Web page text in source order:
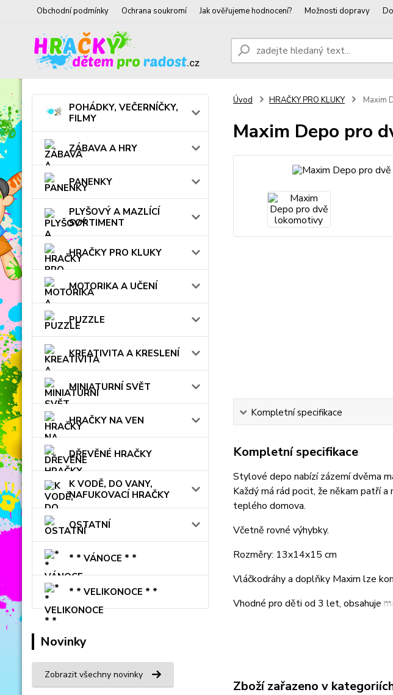
Obchodní podmínky Ochrana soukromí Jak ověřujeme hodnocení? Možnosti dopravy
POHÁDKY, VEČERNÍČKY,
FILMY
ZÁBAVA A HRY
PANENKY
PLYŠOVÝ A MAZLÍCÍ
SORTIMENT
HRAČKY PRO KLUKY
MOTORIKA A UČENÍ
PUZZLE
KREATIVITA A KRESLENÍ
MINIATURNÍ SVĚT
HRAČKY NA VEN
DŘEVĚNÉ HRAČKY
K VODĚ, DO VANY,
NAFUKOVACÍ HRAČKY
OSTATNÍ
* * VÁNOCE * *
* * VELIKONOCE * *
Novinky
Zobrazit všechny novinky
Úvod HRAČKY PRO KLUKY Maxim
Maxim Depo pro
Kompletní specifikace
Kompletní specifikace
Stylové depo nabízí zázemí dvěma
Každý má rád pocit, že někam patří
teplého domova.
Včetně rovné výhybky.
Rozměry: 13x14x15 cm
Vláčkodráhy a doplňky Maxim lze
Vhodné pro děti od 3 let, obsahuje
Zboží zařazeno v